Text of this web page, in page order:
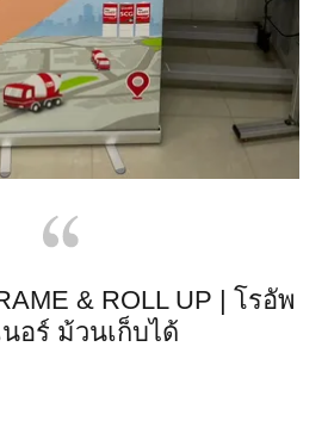
& ROLL UP | โรอัพ
อร์ ม้วนเก็บได้